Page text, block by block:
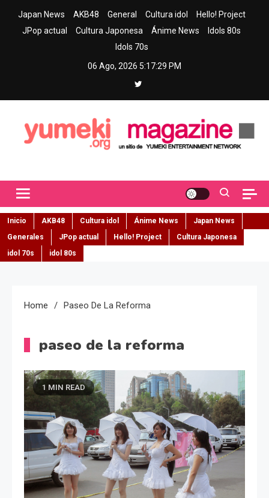
Japan News AKB48 General Cultura idol
Hello! Project
JPop actual
Cultura Japonesa Ánime News
Idols 80s
Idols 70s
06 Ago, 2026 5:17:30 PM
Inicio AKB48 Cultura idol Ánime News
Japan News
Generales
JPop actual Hello! Project
Cultura Japonesa
idol 70s
idol 80s
Home Paseo De La Reforma
paseo de la reforma
1 MIN READ